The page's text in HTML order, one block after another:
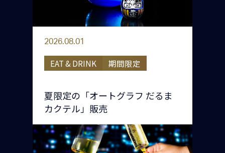
2026.08.01
EAT & DRINK 期間限定
夏限定の「オートグラフ だるま
カクテル」販売